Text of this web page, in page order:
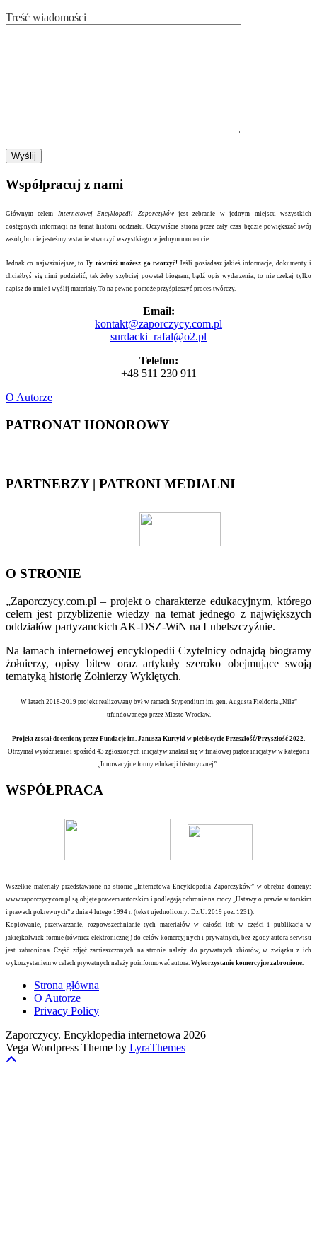
Treść wiadomości
Współpracuj z nami
Głównym celem Internetowej Encyklopedii Zaporczykówjest zebranie w jednym miejscu wszystkich
dostępnych informacji na temat historii oddziału. Oczywiście strona przez cały czas będzie powiększać swój
zasób, bo nie jesteśmy wstanie stworzyć wszystkiego w jednym momencie.
Jednak co najważniejsze, toTy również możesz go tworzyć!Jeśli posiadasz jakieś informacje, dokumenty i
chciałbyś się nimi podzielić, tak żeby szybciej powstał biogram, bądź opis wydarzenia, to nie czekaj tylko
napisz do mnie i wyślij materiały. To na pewno pomoże przyśpieszyć proces twórczy.
Email:
kontakt@zaporczycy.com.pl
surdacki_rafal@o2.pl
Telefon:
+48 511 230 911
O Autorze
PATRONAT HONOROWY
PARTNERZY | PATRONI MEDIALNI
O STRONIE
„Zaporczycy.com.pl – projekt o charakterze edukacyjnym, którego
celem jest przybliżenie wiedzy na temat jednego z największych
oddziałów partyzanckich AK-DSZ-WiN na Lubelszczyźnie.
Na łamach internetowej encyklopedii Czytelnicy odnajdą biogramy
żołnierzy, opisy bitew oraz artykuły szeroko obejmujące swoją
tematyką historię Żołnierzy Wyklętych.
W latach 2018-2019 projekt realizowany był w ramach Stypendium im. gen. Augusta Fieldorfa „Nila”
ufundowanego przez Miasto Wrocław.
Projekt został doceniony przez Fundację im. Janusza Kurtyki w plebiscycie Przeszłość/Przyszłość 2022.
Otrzymał wyróżnienie i spośród 43 zgłoszonych inicjatyw znalazł się w finałowej piątce inicjatyw w kategorii
„Innowacyjne formy edukacji historycznej” .
WSPÓŁPRACA
Wszelkie materiały przedstawione na stronie „Internetowa Encyklopedia Zaporczyków” w obrębie domeny:
www.zaporczycy.com.pl są objęte prawem autorskim i podlegają ochronie na mocy „Ustawy o prawie autorskim
i prawach pokrewnych” z dnia 4 lutego 1994 r. (tekst ujednolicony: Dz.U. 2019 poz. 1231).
Kopiowanie, przetwarzanie, rozpowszechnianie tych materiałów w całości lub w części i publikacja w
jakiejkolwiek formie (również elektronicznej) do celów komercyjnych i prywatnych, bez zgody autora serwisu
jest zabroniona. Część zdjęć zamieszczonych na stronie należy do prywatnych zbiorów, w związku z ich
wykorzystaniem w celach prywatnych należy poinformować autora. Wykorzystanie komercyjne zabronione.
Strona główna
O Autorze
Privacy Policy
Zaporczycy. Encyklopedia internetowa 2026
Vega Wordpress Theme by LyraThemes